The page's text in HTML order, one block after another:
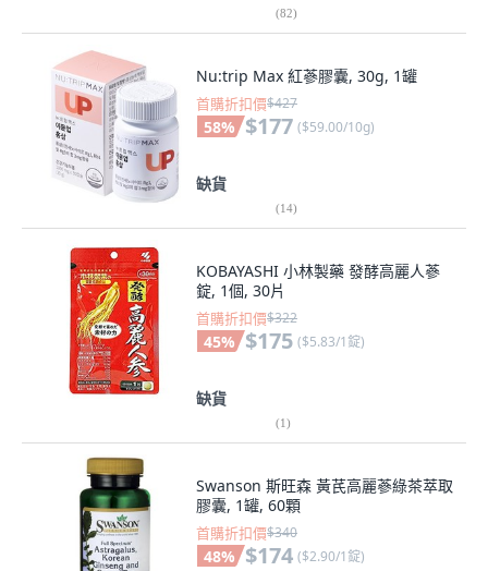
(82)
Nu:trip Max 紅蔘膠囊, 30g, 1罐
首購折扣價$427
58% $177 ($59.00/10g)
缺貨
(14)
KOBAYASHI 小林製藥 發酵高麗人蔘
錠, 1個, 30片
首購折扣價$322
45% $175 ($5.83/1錠)
缺貨
(1)
Swanson 斯旺森 黃芪高麗蔘綠茶萃取
膠囊, 1罐, 60顆
首購折扣價$340
48% $174 ($2.90/1錠)